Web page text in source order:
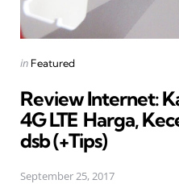
Posted
in Featured
Review Internet:
4G LTE  Harga,
dsb (+Tips)
September 25, 2017